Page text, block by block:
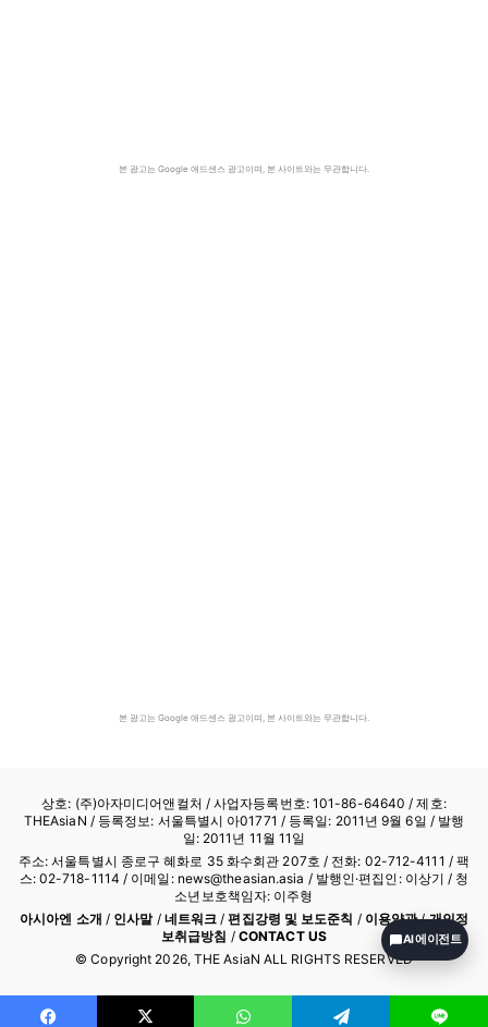
본 광고는 Google 애드센스 광고이며, 본 사이트와는 무관합니다.
본 광고는 Google 애드센스 광고이며, 본 사이트와는 무관합니다.
상호: (주)아자미디어앤컬처 /사업자등록번호: 101-86-64640 / 제호:
THEAsiaN / 등록정보: 서울특별시 아01771 / 등록일: 2011년 9월 6일 / 발행
일: 2011년 11월 11일
주소: 서울특별시 종로구 혜화로 35 화수회관 207호 / 전화: 02-712-4111 / 팩
스: 02-718-1114 / 이메일: news@theasian.asia / 발행인·편집인: 이상기 / 청
소년보호책임자: 이주형
아시아엔 소개 / 인사말/ 네트워크 /편집강령 및 보도준칙 / 이용약관/개인정
보취급방침 / CONTACT US
© Copyright 2026, THE AsiaN ALL RIGHTS RESERVED
AI 에이전트